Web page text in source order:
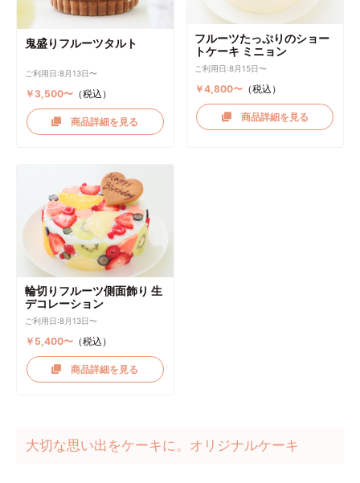
鬼盛りフルーツタルト
ご利用日:8月13日〜
￥3,500〜（税込）
商品詳細を見る
フルーツたっぷりのショー
トケーキ ミニョン
ご利用日:8月15日〜
￥4,800〜 （税込）
商品詳細を見る
輪切りフルーツ側面飾り 生
デコレーション
ご利用日:8月13日〜
￥5,400〜（税込）
商品詳細を見る
大切な思い出をケーキに。オリジナルケーキ